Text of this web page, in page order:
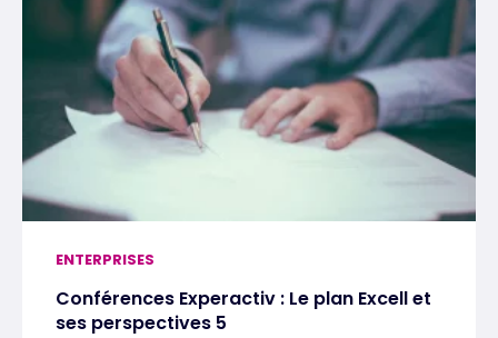
ENTERPRISES
Conférences Experactiv : Le plan Excell et
ses perspectives 5